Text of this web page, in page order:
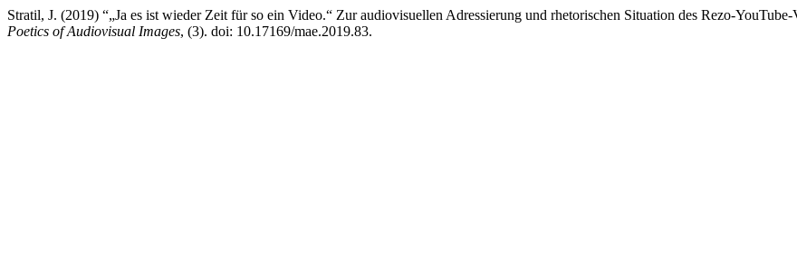
Stratil, J. (2019) “„Ja es ist wieder Zeit für so ein Video.“ Zur audiovisuellen Adressierung und rhetorischen Situation des Rezo-
Poetics of Audiovisual Images, (3). doi: 10.17169/mae.2019.83.